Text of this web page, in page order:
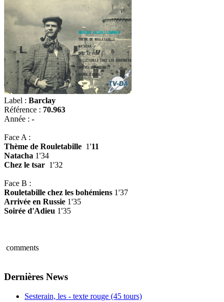
Label : Barclay
Référence : 70.963
Année : -
Face A :
Thème de Rouletabille 1'11
Natacha 1'34
Chez le tsar 1'32
Face B :
Rouletabille chez les bohémiens 1'37
Arrivée en Russie 1'35
Soirée d'Adieu 1'35
comments
Dernières News
Sesterain, les - texte rouge (45 tours)